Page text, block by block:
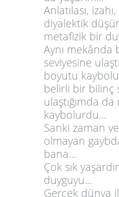
Anlatılası,
diyalektik
metafizik bir
Aynı
seviyesine
boyutu
belirli bir bilinç
ulaştığımda
kaybolurdu...
Sanki zaman
olmayan
bana…
Çok sık
duyguyu...
Gerçek dünya